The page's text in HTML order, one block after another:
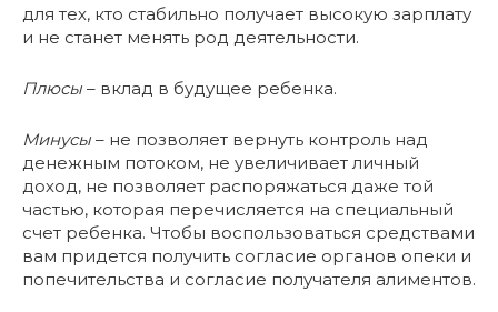
для тех, кто стабильно получает высокую зарплату
и не станет менять род деятельности.
Плюсы – вклад в будущее ребенка.
Минусы – не позволяет вернуть контроль над
денежным потоком, не увеличивает личный
доход, не позволяет распоряжаться даже той
частью, которая перечисляется на специальный
счет ребенка. Чтобы воспользоваться средствами
вам придется получить согласие органов опеки и
попечительства и согласие получателя алиментов.